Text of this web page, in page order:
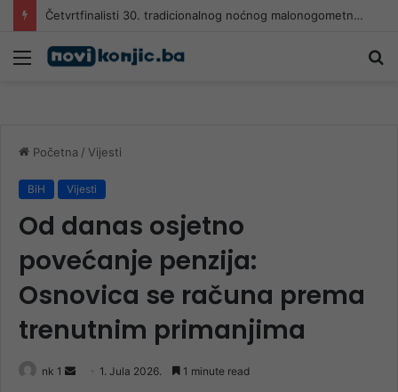
Četvrtfinalisti 30. tradicionalnog noćnog malonogometnog turnira “Jablanica 2026
Meni
Početna / Vijesti
BiH Vijesti
Od danas osjetno
povećanje penzija:
Osnovica se računa prema
trenutnim primanjima
nk 1
Send 1. Jula 2026. 1 minute read